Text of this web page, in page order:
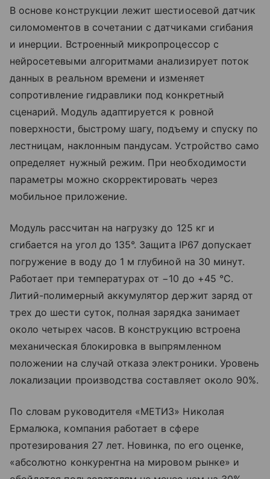
В основе конструкции лежит шестиосевой датчик
силомоментов в сочетании с датчиками сгибания
и инерции. Встроенный микропроцессор с
нейросетевыми алгоритмами анализирует поток
данных в реальном времени и изменяет
сопротивление гидравлики под конкретный
сценарий. Модуль адаптируется к ровной
поверхности, быстрому шагу, подъему и спуску по
лестницам, наклонным пандусам. Устройство само
определяет нужный режим. При необходимости
параметры можно скорректировать через
мобильное приложение.
Модуль рассчитан на нагрузку до 125 кг и
сгибается на угол до 135°. Защита IP67 допускает
погружение в воду до 1 м глубиной на 30 минут.
Работает при температурах от −10 до +45 °C.
Литий-полимерный аккумулятор держит заряд от
трех до шести суток, полная зарядка занимает
около четырех часов. В конструкцию встроена
механическая блокировка в выпрямленном
положении на случай отказа электроники. Уровень
локализации производства составляет около 90%.
По словам руководителя «МЕТИЗ» Николая
Ермалюка, компания работает в сфере
протезирования 27 лет. Новинка, по его оценке,
«абсолютно конкурентна на мировом рынке» и